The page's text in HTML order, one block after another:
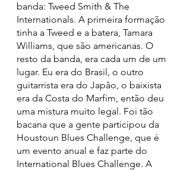
banda: Tweed Smith & The
Internationals. A primeira formação
tinha a Tweed e a batera, Tamara
Williams, que são americanas. O
resto da banda, era cada um de um
lugar. Eu era do Brasil, o outro
guitarrista era do Japão, o baixista
era da Costa do Marfim, então deu
uma mistura muito legal. Foi tão
bacana que a gente participou da
Houstoun Blues Challenge, que é
um evento anual e faz parte do
International Blues Challenge. A